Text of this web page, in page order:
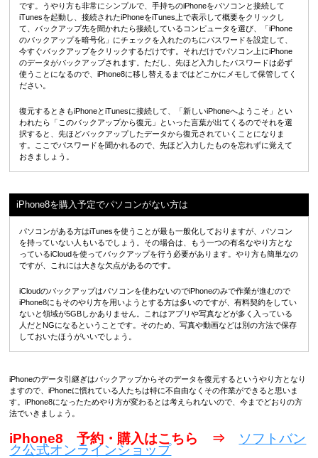
です。うやり方も非常にシンプルで、手持ちのiPhoneをパソコンと接続して
iTunesを起動し、接続されたiPhoneをiTunes上で表示して概要をクリックし
て、バックアップ先を聞かれたら接続しているコンピュータを選び、「iPhone
のバックアップを暗号化」にチェックを入れたのちにパスワードを設定して、
今すぐバックアップをクリックするだけです。それだけでパソコン上にiPhone
のデータがバックアップされます。ただし、先ほど入力したパスワードは必ず
使うことになるので、iPhone8に移し替えるまではどこかにメモして保管してく
ださい。
復元するときもiPhoneとiTunesに接続して、「新しいiPhoneへようこそ」とい
われたら「このバックアップから復元」といった言葉が出てくるのでそれを選
択すると、先ほどバックアップしたデータから復元されていくことになりま
す。ここでパスワードを聞かれるので、先ほど入力したものを忘れずに覚えて
おきましょう。
iPhone8を購入予定でパソコンがない方は
パソコンがある方はiTunesを使うことが最も一般化しておりますが、パソコン
を持っていない人もいるでしょう。その場合は、もう一つの有名なやり方とな
っているiCloudを使ってバックアップを行う必要があります。やり方も簡単なの
ですが、これには大きな欠点があるのです。
iCloudのバックアップはパソコンを使わないのでiPhoneのみで作業が進むので
iPhone8にもそのやり方を用いようとする方は多いのですが、有料契約をしてい
ないと領域が5GBしかありません。これはアプリや写真などが多く入っている
人だとNGになるということです。そのため、写真や動画などは別の方法で保存
しておいたほうがいいでしょう。
iPhoneのデータ引継ぎはバックアップからそのデータを復元するというやり方となり
ますので、iPhoneに慣れている人たちは特に不自由なくその作業ができると思いま
す。iPhone8になったためやり方が変わるとは考えられないので、今までどおりの方
法でいきましょう。
iPhone8 予約・購入はこちら ⇒ ソフトバン
ク公式オンラインショップ